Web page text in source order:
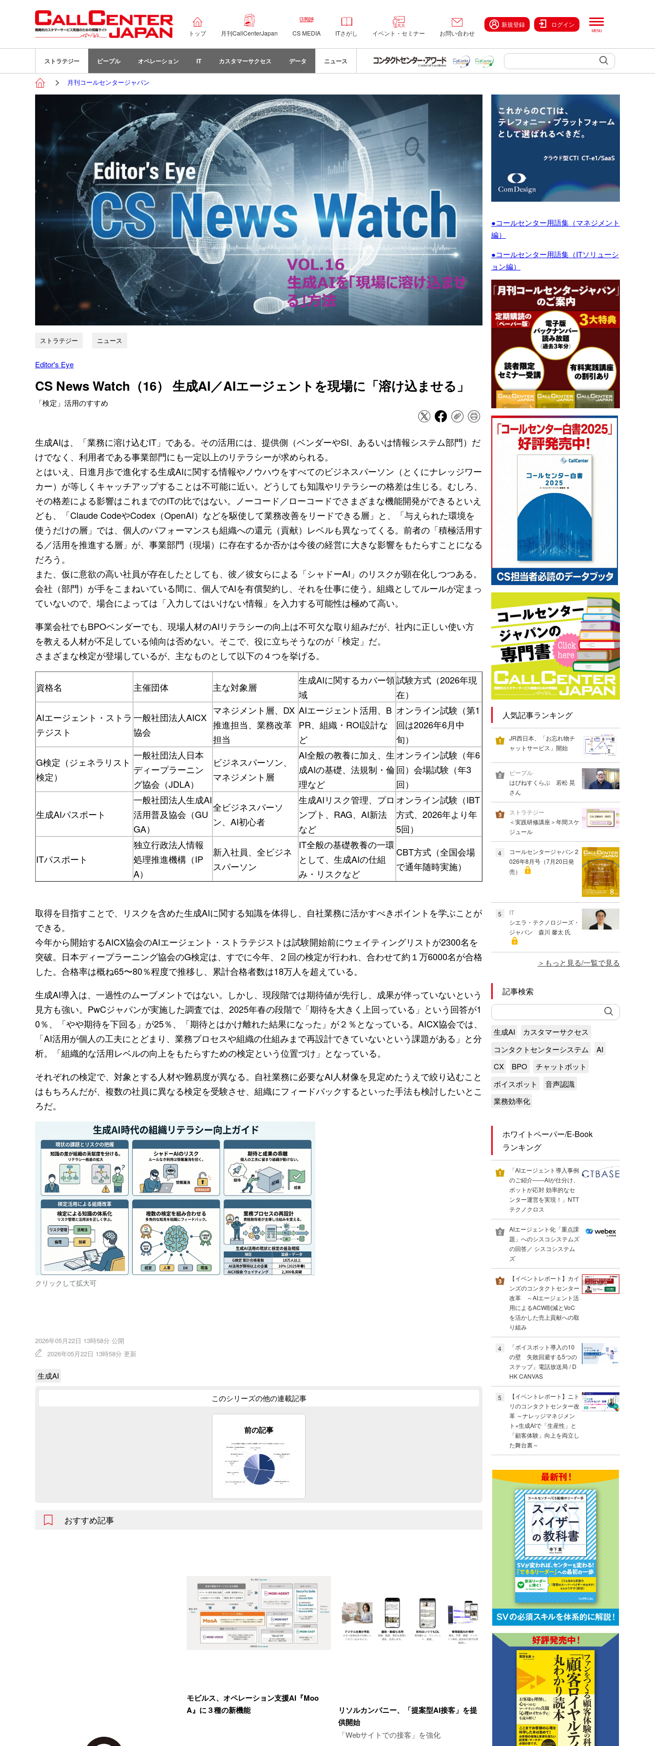
トップ 月刊CallCenterJapan CS MEDIA ITさがし イベント・セミナー お問い合わせ
新規登録 ログイン
ストラテジー ピープル オペレーション IT カスタマーサクセス データ ニュース
月刊コールセンタージャパン
ストラテジー ニュース
Editor's Eye
CS News Watch（16） 生成AI／AIエージェントを現場に「溶け込ませる」
「検定」活用のすすめ
生成AIは、「業務に溶け込むIT」である。その活用には、提供側（ベンダーやSI、あるいは情報システム部門）だ
けでなく、利用者である事業部門にも一定以上のリテラシーが求められる。
とはいえ、日進月歩で進化する生成AIに関する情報やノウハウをすべてのビジネスパーソン（とくにナレッジワー
カー）が等しくキャッチアップすることは不可能に近い。どうしても知識やリテラシーの格差は生じる。むしろ、
その格差による影響はこれまでのITの比ではない。ノーコード／ローコードでさまざまな機能開発ができるといえ
ども、「Claude CodeやCodex（OpenAI）などを駆使して業務改善をリードできる層」と、「与えられた環境を
使うだけの層」では、個人のパフォーマンスも組織への還元（貢献）レベルも異なってくる。前者の「積極活用す
る／活用を推進する層」が、事業部門（現場）に存在するか否かは今後の経営に大きな影響をもたらすことになる
だろう。
また、仮に意欲の高い社員が存在したとしても、彼／彼女らによる「シャドーAI」のリスクが顕在化しつつある。
会社（部門）が手をこまねいている間に、個人でAIを有償契約し、それを仕事に使う。組織としてルールが定まっ
ていないので、場合によっては「入力してはいけない情報」を入力する可能性は極めて高い。
事業会社でもBPOベンダーでも、現場人材のAIリテラシーの向上は不可欠な取り組みだが、社内に正しい使い方
を教える人材が不足している傾向は否めない。そこで、役に立ちそうなのが「検定」だ。
さまざまな検定が登場しているが、主なものとして以下の４つを挙げる。
資格名 主催団体 主な対象層
生成AIに関するカバー領
域
試験方式（2026年現
在）
AIエージェント・ストラ
テジスト
一般社団法人AICX
協会
マネジメント層、DX
推進担当、業務改革
担当
AIエージェント活用、B
PR、組織・ROI設計な
ど
オンライン試験（第1
回は2026年6月中
旬）
G検定（ジェネラリスト
検定）
一般社団法人日本
ディープラーニン
グ協会（JDLA）
ビジネスパーソン、
マネジメント層
AI全般の教養に加え、生
成AIの基礎、法規制・倫
理など
オンライン試験（年6
回）会場試験（年3
回）
生成AIパスポート
一般社団法人生成AI
活用普及協会（GU
GA）
全ビジネスパーソ
ン、AI初心者
生成AIリスク管理、プロ
ンプト、RAG、AI新法
など
オンライン試験（IBT
方式、2026年より年
5回）
ITパスポート
独立行政法人情報
処理推進機構（IP
A）
新入社員、全ビジネ
スパーソン
IT全般の基礎教養の一環
として、生成AIの仕組
み・リスクなど
CBT方式（全国会場
で通年随時実施）
取得を目指すことで、リスクを含めた生成AIに関する知識を体得し、自社業務に活かすべきポイントを学ぶことが
できる。
今年から開始するAICX協会のAIエージェント・ストラテジストは試験開始前にウェイティングリストが2300名を
突破。日本ディープラーニング協会のG検定は、すでに今年、２回の検定が行われ、合わせて約１万6000名が合格
した。合格率は概ね65〜80％程度で推移し、累計合格者数は18万人を超えている。
生成AI導入は、一過性のムーブメントではない。しかし、現段階では期待値が先行し、成果が伴っていないという
見方も強い。PwCジャパンが実施した調査では、2025年春の段階で「期待を大きく上回っている」という回答が1
0％、「やや期待を下回る」が25％、「期待とはかけ離れた結果になった」が２％となっている。AICX協会では、
「AI活用が個人の工夫にとどまり、業務プロセスや組織の仕組みまで再設計できていないという課題がある」と分
析。「組織的な活用レベルの向上をもたらすための検定という位置づけ」となっている。
それぞれの検定で、対象とする人材や難易度が異なる。自社業務に必要なAI人材像を見定めたうえで絞り込むこと
はもちろんだが、複数の社員に異なる検定を受験させ、組織にフィードバックするといった手法も検討したいとこ
ろだ。
クリックして拡大可
2026年05月22日 13時58分 公開
2026年05月22日 13時58分 更新
生成AI
このシリーズの他の連載記事
前の記事
おすすめ記事
モビルス、オペレーション支援AI『Moo
A』に３種の新機能
リソルカンパニー、「提案型AI接客」を提
供開始
「Webサイトでの接客」を強化
●コールセンター用語集（マネジメント
編）
●コールセンター用語集（ITソリューシ
ョン編）
人気記事ランキング
JR西日本、「お忘れ物チ
ャットサービス」開始
ピープル
はぴねすくらぶ 若松 晃
さん
ストラテジー
＜実践研修講座＞年間スケ
ジュール
4
コールセンタージャパン 2
026年8月号（7月20日発
売）
5
IT
シエラ・テクノロジーズ・
ジャパン 森川 馨太 氏
もっと見る/一覧で見る
記事検索
生成AI
カスタマーサクセス
コンタクトセンターシステム
AI
CX
BPO
チャットボット
ボイスボット
音声認識
業務効率化
ホワイトペーパー/E-Book
ランキング
「AIエージェント導入事例
のご紹介――AIが仕分け、
ボットが応対 効率的なセ
ンター運営を実現！」NTT
テクノクロス
AIエージェント化「重点課
題」へのシスコシステムズ
の回答／ シスコシステム
ズ
【イベントレポート】カイ
ンズのコンタクトセンター
改革 ～AIエージェント活
用によるACW削減とVoC
を活かした売上貢献への取
り組み
4
「ボイスボット導入の10
の壁 失敗回避する5つの
ステップ」電話放送局 / D
HK CANVAS
5
【イベントレポート】ニト
リのコンタクトセンター改
革 ～ナレッジマネジメン
ト×生成AIで「生産性」と
「顧客体験」向上を両立し
た舞台裏～